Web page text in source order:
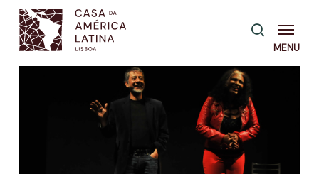
Skip
main
pesquisa
Menu